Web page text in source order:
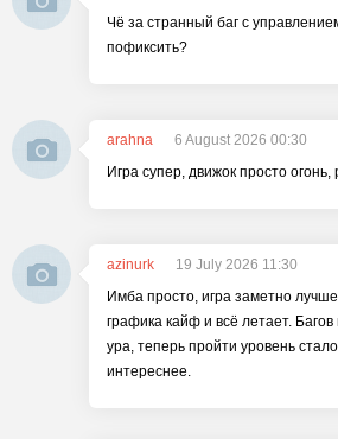
Чё за странный баг с
пофиксить?
arahna
6 August 2026 00:30
Игра супер, движок просто
azinurk
19 July 2026 11:30
Имба просто, игра заметно
графика кайф и всё летает.
ура, теперь пройти уровень
интереснее.